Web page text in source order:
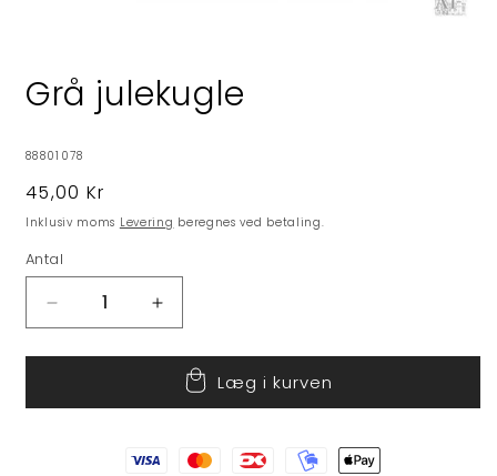
i
modus
Grå julekugle
SKU:
88801078
Normalpris
45,00 Kr
Inklusiv moms Levering beregnes ved betaling.
Antal
Reducer
antallet
for
julekugle
Øg
antallet
for
Grå
julekugle
Læg i kurven